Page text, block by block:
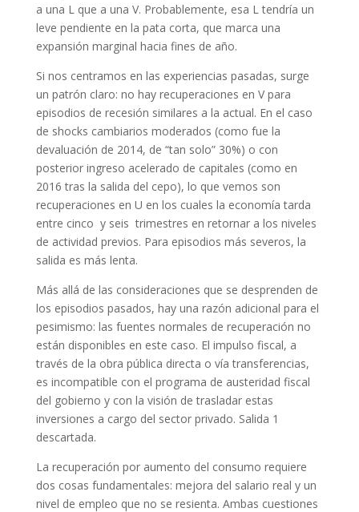
a una L que a una V. Probablemente, esa L tendría un
leve pendiente en la pata corta, que marca una
expansión marginal hacia fines de año.
Si nos centramos en las experiencias pasadas, surge
un patrón claro: no hay recuperaciones en V para
episodios de recesión similares a la actual. En el caso
de shocks cambiarios moderados (como fue la
devaluación de 2014, de “tan solo” 30%) o con
posterior ingreso acelerado de capitales (como en
2016 tras la salida del cepo), lo que vemos son
recuperaciones en U en los cuales la economía tarda
entre cinco y seis trimestres en retornar a los niveles
de actividad previos. Para episodios más severos, la
salida es más lenta.
Más allá de las consideraciones que se desprenden de
los episodios pasados, hay una razón adicional para el
pesimismo: las fuentes normales de recuperación no
están disponibles en este caso. El impulso fiscal, a
través de la obra pública directa o vía transferencias,
es incompatible con el programa de austeridad fiscal
del gobierno y con la visión de trasladar estas
inversiones a cargo del sector privado. Salida 1
descartada.
La recuperación por aumento del consumo requiere
dos cosas fundamentales: mejora del salario real y un
nivel de empleo que no se resienta. Ambas cuestiones